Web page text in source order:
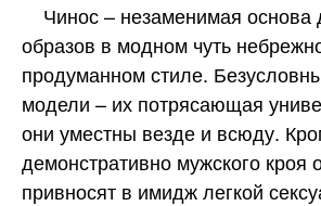
Чинос – незаменимая основа
образов в модном чуть
продуманном стиле.
модели – их потрясающая
они уместны везде и всюду.
демонстративно мужского кроя
привносят в имидж легкой